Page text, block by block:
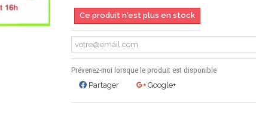
Ce produit n'est plus en stock
Prévenez-moi lorsque le produit est disponible
Partager
Google+